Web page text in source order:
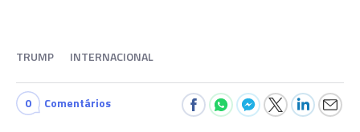
TRUMP INTERNACIONAL
0 Comentários